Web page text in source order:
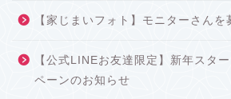
【家じまいフォト】モニターさんを
【公式LINEお友達限定】新年スタ
ペーンのお知らせ